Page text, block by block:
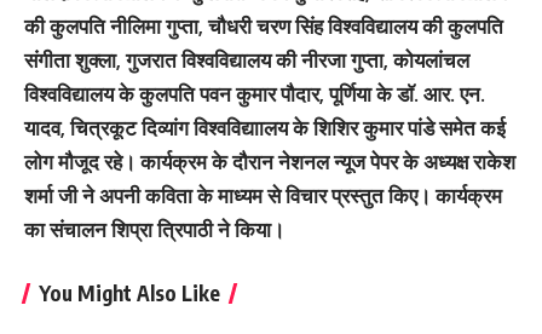
की कुलपति नीलिमा गुप्ता, चौधरी चरण सिंह विश्वविद्यालय की कुलपति
संगीता शुक्ला, गुजरात विश्वविद्यालय की नीरजा गुप्ता, कोयलांचल
विश्वविद्यालय के कुलपति पवन कुमार पौदार, पूर्णिया के डाॅ. आर. एन.
यादव, चित्रकूट दिव्यांग विश्वविद्याालय के शिशिर कुमार पांडे समेत कई
लोग मौजूद रहे। कार्यक्रम के दौरान नेशनल न्यूज पेपर के अध्यक्ष राकेश
शर्मा जी ने अपनी कविता के माध्यम से विचार प्रस्तुत किए। कार्यक्रम
का संचालन शिप्रा त्रिपाठी ने किया।
You Might Also Like